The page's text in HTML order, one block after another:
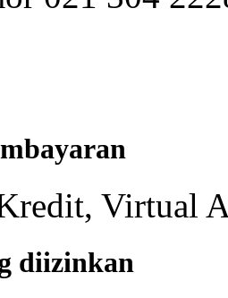
BALI, LOMBOK
SULAWESI, NUSA
Mall >
pengiriman
proses